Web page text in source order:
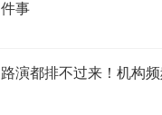
件事
路演都排不过来！机构